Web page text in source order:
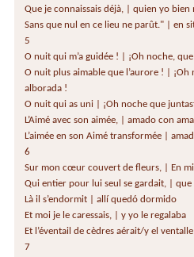
Que je connaissais déjà, | quien yo bien
Sans que nul en ce lieu ne parût." | en
5
O nuit qui m’a guidée ! | ¡Oh noche,
O nuit plus aimable que l’aurore ! | ¡Oh
alborada !
O nuit qui as uni | ¡Oh noche que
L’Aimé avec son aimée, | amado con
L’aimée en son Aimé transformée |
6
Sur mon cœur couvert de fleurs, | En
Qui entier pour lui seul se gardait, |
Là il s’endormit | allí quedó dormido
Et moi je le caressais, | y yo le regalaba
Et l’éventail de cèdres aérait/y el
7